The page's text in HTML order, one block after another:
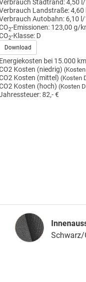
Stadtrand:4,50
Landstraße:4,60
Autobahn: 6,10
2-Emissionen: 123,00 g/
2-Klasse: D
Download
Energiekosten bei 15.000
Kosten (niedrig)
Kosten (mittel) (Kosten
Kosten (hoch) (Kosten
82,- €
Innenausstattung